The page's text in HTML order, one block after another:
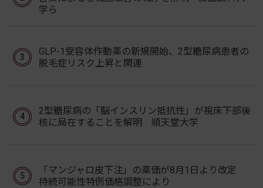
学ら
GLP-1受容体作動薬の新規開始、2型糖尿病患者の
脱毛症リスク上昇と関連
2型糖尿病の「脳インスリン抵抗性」が視床下部後
核に局在することを解明 順天堂大学
「マンジャロ皮下注」の薬価が8月1日より改定
持続可能性特例価格調整により